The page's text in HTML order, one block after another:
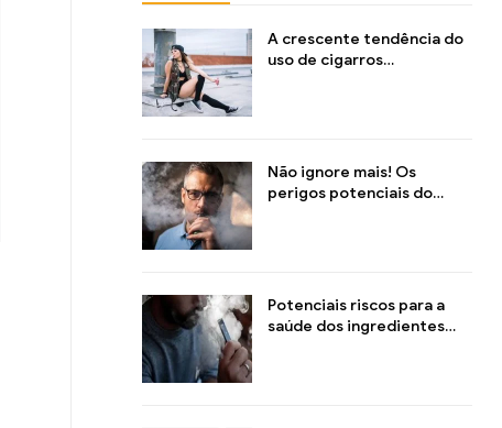
A crescente tendência do
uso de cigarros
Não ignore mais! Os
perigos potenciais do
Potenciais riscos para a
saúde dos ingredientes